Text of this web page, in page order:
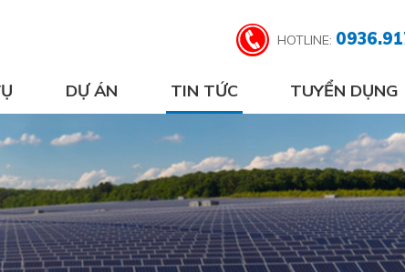
HOTLINE:
DỰ ÁN TIN TỨC TUYỂN DỤNG